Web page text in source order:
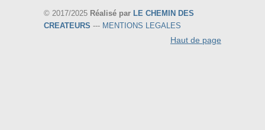
© 2017/2025 Réalisé par LE CHEMIN DES
CREATEURS --- MENTIONS LEGALES
Haut de page